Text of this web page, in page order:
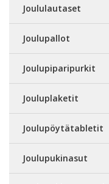
Joululautaset
Joulupallot
Joulupiparipurkit
Jouluplaketit
Joulupöytätabletit
Joulupukinasut